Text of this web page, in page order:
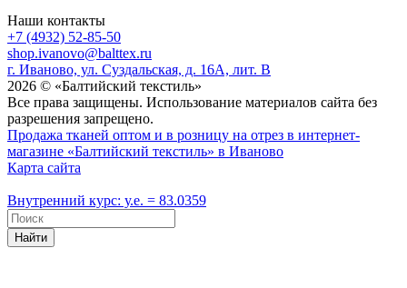
Наши контакты
+7 (4932) 52-85-50
shop.ivanovo@balttex.ru
г. Иваново, ул. Суздальская, д. 16А, лит. В
2026 © «Балтийский текстиль»
Все права защищены. Использование материалов сайта без
разрешения запрещено.
Продажа тканей оптом и в розницу на отрез в интернет-
магазине «Балтийский текстиль» в Иваново
Карта сайта
Внутренний курс: у.е. = 83.0359
Найти